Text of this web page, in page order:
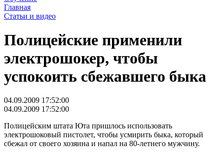
Главная
Статьи и видео
Полицейские применили
электрошокер, чтобы
успокоить сбежавшего быка
04.09.2009 17:52:00
04.09.2009 17:52:00
Полицейским штата Юта пришлось использовать
электрошоковый пистолет, чтобы усмирить быка, который
сбежал от своего хозяина и напал на 80-летнего мужчину.